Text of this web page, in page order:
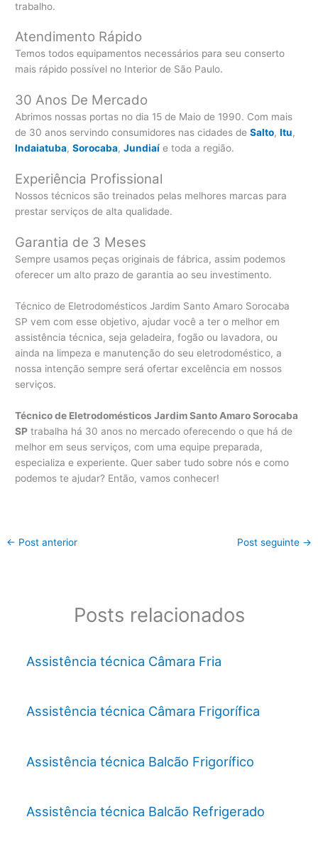
trabalho.
Atendimento Rápido
Temos todos equipamentos necessários para seu conserto
mais rápido possível no Interior de São Paulo.
30 Anos De Mercado
Abrimos nossas portas no dia 15 de Maio de 1990. Com mais
de 30 anos servindo consumidores nas cidades deSalto,Itu,
Indaiatuba,Sorocaba,Jundiaí e toda a região.
Experiência Profissional
Nossos técnicos são treinados pelas melhores marcas para
prestar serviços de alta qualidade.
Garantia de 3 Meses
Sempre usamos peças originais de fábrica, assim podemos
oferecer um alto prazo de garantia ao seu investimento.
Técnico de Eletrodomésticos Jardim Santo Amaro Sorocaba
SP vem com esse objetivo, ajudar você a ter o melhor em
assistência técnica, seja geladeira, fogão ou lavadora, ou
ainda na limpeza e manutenção do seu eletrodoméstico, a
nossa intenção sempre será ofertar excelência em nossos
serviços.
Técnico de Eletrodomésticos Jardim Santo Amaro Sorocaba
SP trabalha há 30 anos no mercado oferecendo o que há de
melhor em seus serviços, com uma equipe preparada,
especializa e experiente. Quer saber tudo sobre nós e como
podemos te ajudar? Então, vamos conhecer!
← Post anterior Post seguinte →
Posts relacionados
Assistência técnica Câmara Fria
Assistência técnica Câmara Frigorífica
Assistência técnica Balcão Frigorífico
Assistência técnica Balcão Refrigerado